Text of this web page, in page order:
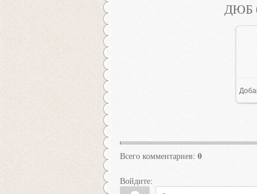
ДЮБ
Всего комментариев: 0
Войдите: